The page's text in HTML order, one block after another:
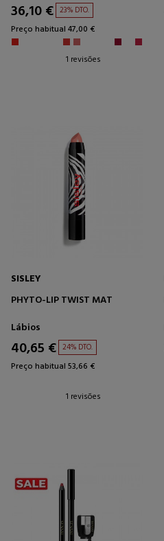
36,10 € 23% DTO.
Preço habitual 47,00 €
1 revisões
SISLEY
PHYTO-LIP TWIST MAT
Lábios
40,65 € 24% DTO.
Preço habitual 53,66 €
1 revisões